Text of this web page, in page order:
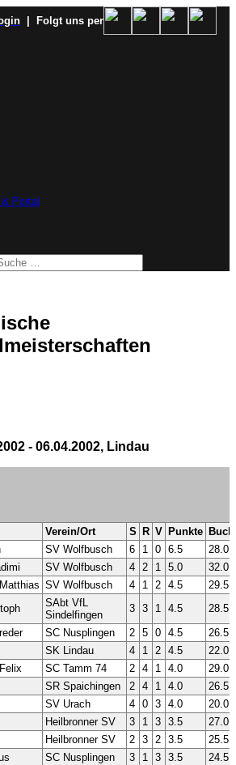
| Folgt uns per
Portal
- 06.04.2002, Lindau
Verein/Ort S R V Punkte
SV Wolfbusch 6 1 0 6.5
28.0
SV Wolfbusch 4 2 1 5.0
32.0
SV Wolfbusch 4 1 2 4.5
29.5
SAbt VfL
Sindelfingen
3 3 1 4.5
28.5
SC Nusplingen 2 5 0 4.5
26.5
SK Lindau 4 1 2 4.5
22.0
SC Tamm 74 2 4 1 4.0
29.0
SR Spaichingen 2 4 1 4.0
26.5
SV Urach 4 0 3 4.0
20.0
Heilbronner SV 3 1 3 3.5
27.0
Heilbronner SV 2 3 2 3.5
25.5
SC Nusplingen 3 1 3 3.5
24.5